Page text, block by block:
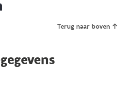
Terug naar boven